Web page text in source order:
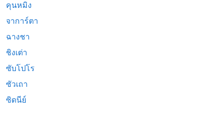
คุนหมิง
จาการ์ตา
ฉางชา
ชิงเต่า
ซับโปโร
ซัวเถา
ซิดนีย์